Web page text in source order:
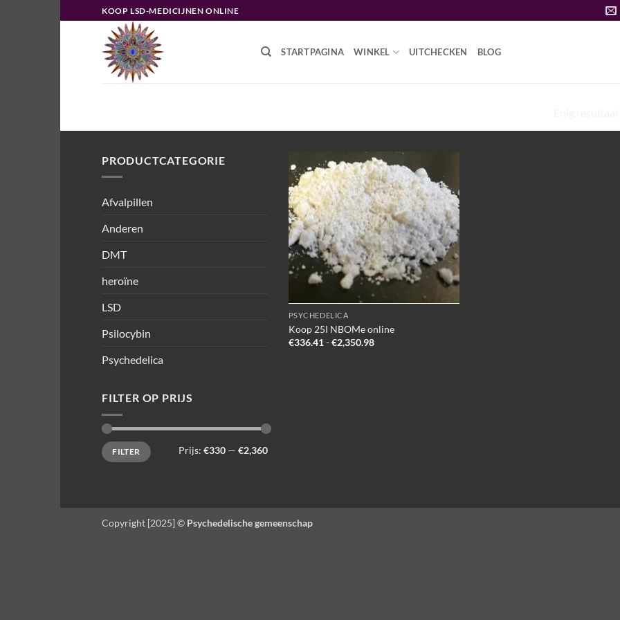
naar
KOOP LSD-MEDICIJNEN ONLINE
STARTPAGINA WINKEL UITCHECKEN BLOG
PRODUCTCATEGORIE
Afvalpillen
Anderen
DMT
heroïne
LSD
Psilocybin
Psychedelica
FILTER OP PRIJS
Min.
prijs
Max.
prijsFILTER Prijs: €330 — €2,360
Add to
wishlist
PSYCHEDELICA
Koop 25I NBOMe online
€336.41-€2,350.98Prijsklasse:
Copyright [2025] © Psychedelische gemeenschap